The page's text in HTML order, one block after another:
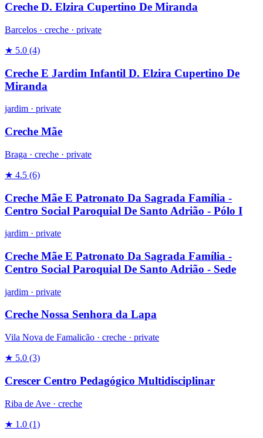
Creche D. Elzira Cupertino De Miranda
Barcelos · creche · private
★ 5.0 (4)
Creche E Jardim Infantil D. Elzira Cupertino De
Miranda
jardim · private
Creche Mãe
Braga · creche · private
★ 4.5 (6)
Creche Mãe E Patronato Da Sagrada Família -
Centro Social Paroquial De Santo Adrião - Pólo I
jardim · private
Creche Mãe E Patronato Da Sagrada Família -
Centro Social Paroquial De Santo Adrião - Sede
jardim · private
Creche Nossa Senhora da Lapa
Vila Nova de Famalicão · creche · private
★ 5.0 (3)
Crescer Centro Pedagógico Multidisciplinar
Riba de Ave · creche
★ 1.0 (1)